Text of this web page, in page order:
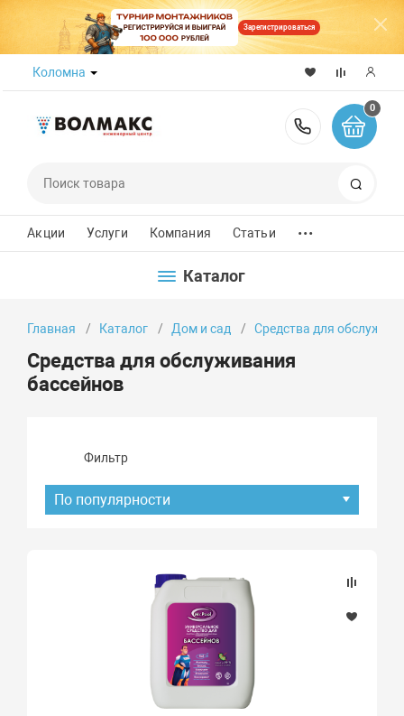
Зарегистрироваться
Коломна
8 (800)
0
Акции Услуги Компания Статьи ...
Каталог
Главная Каталог Дом и сад Средства для
Средства для обслуживания
бассейнов
Фильтр
По популярности